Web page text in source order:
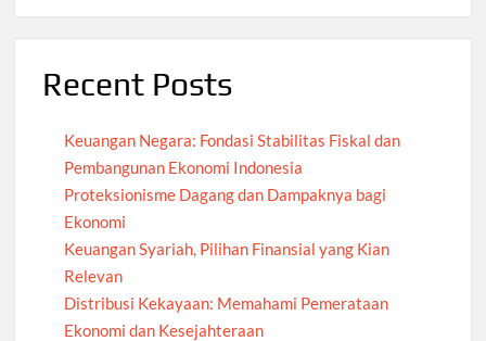
Recent Posts
Keuangan Negara: Fondasi Stabilitas Fiskal dan
Pembangunan Ekonomi Indonesia
Proteksionisme Dagang dan Dampaknya bagi
Ekonomi
Keuangan Syariah, Pilihan Finansial yang Kian
Relevan
Distribusi Kekayaan: Memahami Pemerataan
Ekonomi dan Kesejahteraan